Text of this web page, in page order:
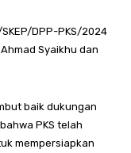
DPP-PKS/2024
Syaikhu dan
baik dukungan
PKS telah
mempersiapkan